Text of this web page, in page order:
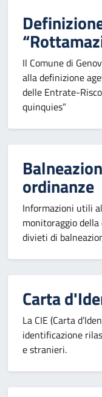
Il Comune di
alla definizione
delle Entrate-
quinquies”
ordinanze
Informazioni utili
monitoraggio
divieti di
Carta
La CIE (Carta
identificazione
e stranieri.